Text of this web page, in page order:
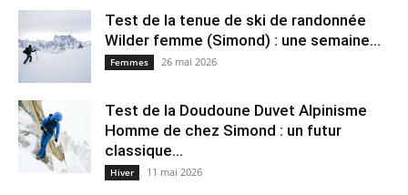
Test de la tenue de ski de randonnée
Wilder femme (Simond) : une semaine...
Femmes 26 mai 2026
Test de la Doudoune Duvet Alpinisme
Homme de chez Simond : un futur
classique...
Hiver 11 mai 2026